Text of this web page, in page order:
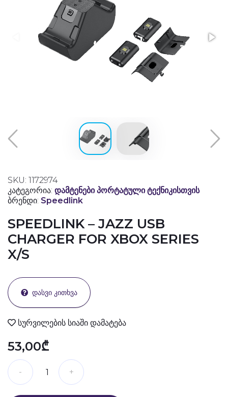
SKU: 1172974
კატეგორია: დამტენები პორტატული ტექნიკისთვის
ბრენდი: Speedlink
SPEEDLINK – JAZZ USB
CHARGER FOR XBOX SERIES
X/S
ᲓᲐᲡᲕᲘ ᲙᲘᲗᲮᲕᲐ
სურვილების სიაში დამატება
53,00₾